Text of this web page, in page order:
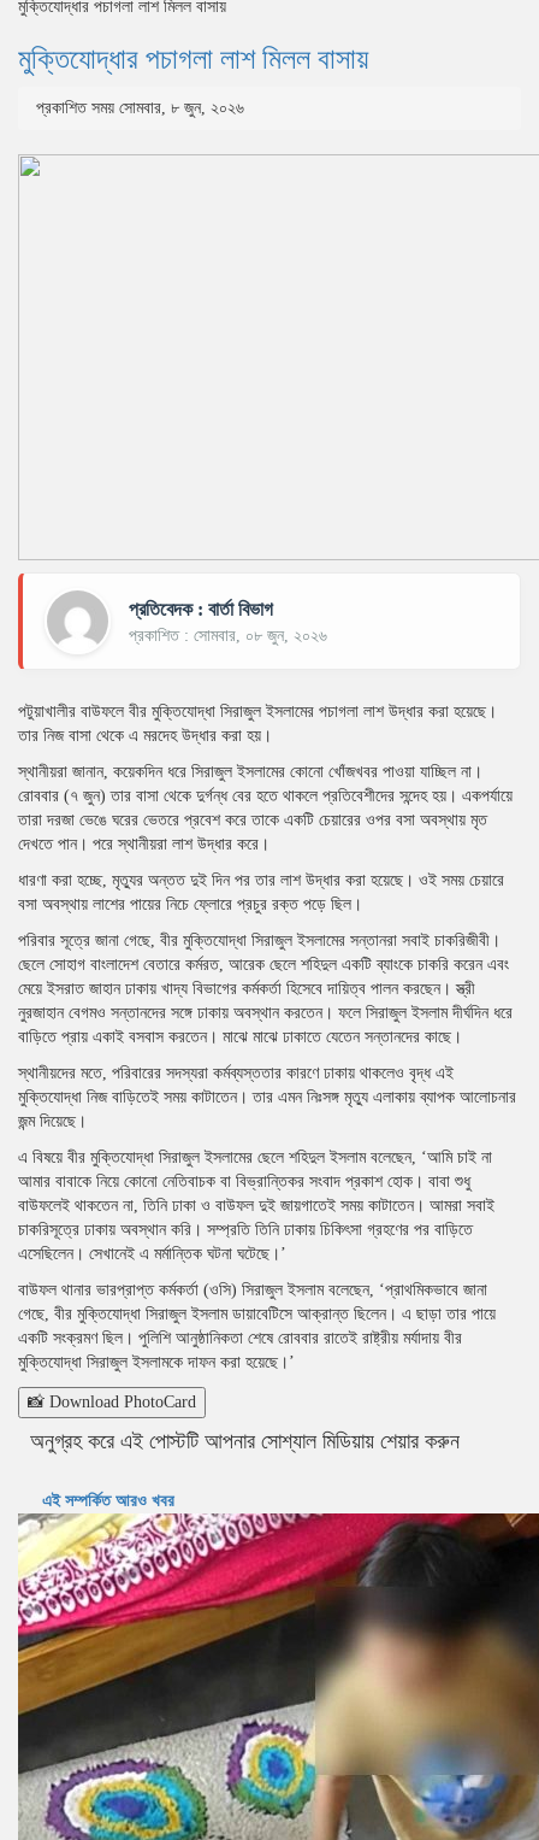
মুক্তিযোদ্ধার পচাগলা লাশ মিলল বাসায়
মুক্তিযোদ্ধার পচাগলা লাশ মিলল বাসায়
প্রকাশিত সময় সোমবার, ৮ জুন, ২০২৬
প্রতিবেদক : বার্তা বিভাগ
প্রকাশিত : সোমবার, ০৮ জুন, ২০২৬
পটুয়াখালীর বাউফলে বীর মুক্তিযোদ্ধা সিরাজুল ইসলামের পচাগলা লাশ উদ্ধার করা হয়েছে।
তার নিজ বাসা থেকে এ মরদেহ উদ্ধার করা হয়।
স্থানীয়রা জানান, কয়েকদিন ধরে সিরাজুল ইসলামের কোনো খোঁজখবর পাওয়া যাচ্ছিল না।
রোববার (৭ জুন) তার বাসা থেকে দুর্গন্ধ বের হতে থাকলে প্রতিবেশীদের সন্দেহ হয়। একপর্যায়ে
তারা দরজা ভেঙে ঘরের ভেতরে প্রবেশ করে তাকে একটি চেয়ারের ওপর বসা অবস্থায় মৃত
দেখতে পান। পরে স্থানীয়রা লাশ উদ্ধার করে।
ধারণা করা হচ্ছে, মৃত্যুর অন্তত দুই দিন পর তার লাশ উদ্ধার করা হয়েছে। ওই সময় চেয়ারে
বসা অবস্থায় লাশের পায়ের নিচে ফ্লোরে প্রচুর রক্ত পড়ে ছিল।
পরিবার সূত্রে জানা গেছে, বীর মুক্তিযোদ্ধা সিরাজুল ইসলামের সন্তানরা সবাই চাকরিজীবী।
ছেলে সোহাগ বাংলাদেশ বেতারে কর্মরত, আরেক ছেলে শহিদুল একটি ব্যাংকে চাকরি করেন এবং
মেয়ে ইসরাত জাহান ঢাকায় খাদ্য বিভাগের কর্মকর্তা হিসেবে দায়িত্ব পালন করছেন। স্ত্রী
নুরজাহান বেগমও সন্তানদের সঙ্গে ঢাকায় অবস্থান করতেন। ফলে সিরাজুল ইসলাম দীর্ঘদিন ধরে
বাড়িতে প্রায় একাই বসবাস করতেন। মাঝে মাঝে ঢাকাতে যেতেন সন্তানদের কাছে।
স্থানীয়দের মতে, পরিবারের সদস্যরা কর্মব্যস্ততার কারণে ঢাকায় থাকলেও বৃদ্ধ এই
মুক্তিযোদ্ধা নিজ বাড়িতেই সময় কাটাতেন। তার এমন নিঃসঙ্গ মৃত্যু এলাকায় ব্যাপক আলোচনার
জন্ম দিয়েছে।
এ বিষয়ে বীর মুক্তিযোদ্ধা সিরাজুল ইসলামের ছেলে শহিদুল ইসলাম বলেছেন, ‘আমি চাই না
আমার বাবাকে নিয়ে কোনো নেতিবাচক বা বিভ্রান্তিকর সংবাদ প্রকাশ হোক। বাবা শুধু
বাউফলেই থাকতেন না, তিনি ঢাকা ও বাউফল দুই জায়গাতেই সময় কাটাতেন। আমরা সবাই
চাকরিসূত্রে ঢাকায় অবস্থান করি। সম্প্রতি তিনি ঢাকায় চিকিৎসা গ্রহণের পর বাড়িতে
এসেছিলেন। সেখানেই এ মর্মান্তিক ঘটনা ঘটেছে।’
বাউফল থানার ভারপ্রাপ্ত কর্মকর্তা (ওসি) সিরাজুল ইসলাম বলেছেন, ‘প্রাথমিকভাবে জানা
গেছে, বীর মুক্তিযোদ্ধা সিরাজুল ইসলাম ডায়াবেটিসে আক্রান্ত ছিলেন। এ ছাড়া তার পায়ে
একটি সংক্রমণ ছিল। পুলিশি আনুষ্ঠানিকতা শেষে রোববার রাতেই রাষ্ট্রীয় মর্যাদায় বীর
মুক্তিযোদ্ধা সিরাজুল ইসলামকে দাফন করা হয়েছে।’
📸 Download PhotoCard
অনুগ্রহ করে এই পোস্টটি আপনার সোশ্যাল মিডিয়ায় শেয়ার করুন
এই সম্পর্কিত আরও খবর